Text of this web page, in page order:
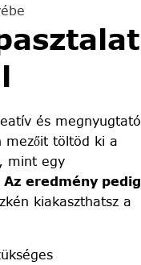
és megnyugtató
mezőit töltöd ki a
mint egy
Az eredmény pedig
kiakaszthatsz a